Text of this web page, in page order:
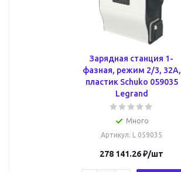
Зарядная станция 1-
фазная, режим 2/3, 32А,
пластик Schuko 059035
Legrand
Много
Артикул: L 059035
278 141.26₽/шт